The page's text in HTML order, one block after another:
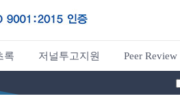
록 저널투고지원 Peer Review